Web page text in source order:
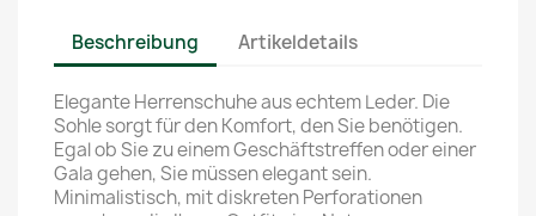
Beschreibung Artikeldetails
Elegante Herrenschuhe aus echtem Leder. Die
Sohle sorgt für den Komfort, den Sie benötigen.
Egal ob Sie zu einem Geschäftstreffen oder einer
Gala gehen, Sie müssen elegant sein.
Minimalistisch, mit diskreten Perforationen